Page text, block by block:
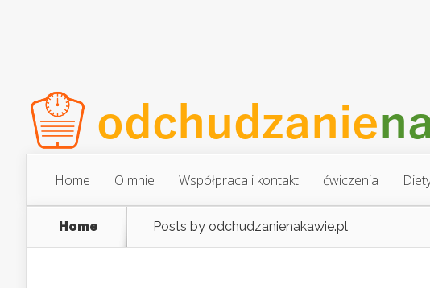
Home O mnie Współpraca i kontakt ćwiczenia
Home Posts by odchudzanienakawie.pl